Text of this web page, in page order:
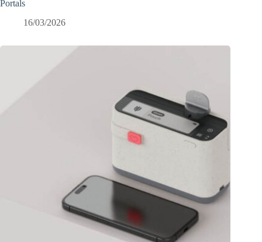
Portals
16/03/2026